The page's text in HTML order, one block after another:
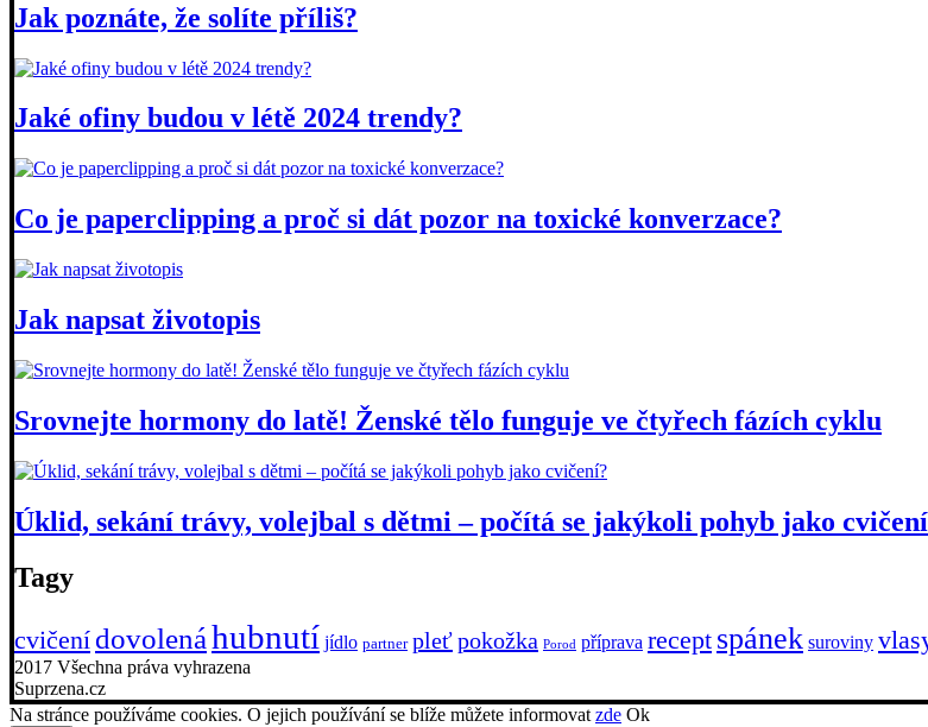
Jak poznáte, že solíte příliš?
Jaké ofiny budou v létě 2024 trendy?
Co je paperclipping a proč si dát pozor na toxické konverzace?
Jak napsat životopis
Srovnejte hormony do latě! Ženské tělo funguje ve čtyřech fázích cyklu
Úklid, sekání trávy, volejbal s dětmi – počítá se jakýkoli pohyb jako
Tagy
cvičení dovolenáhubnutí jídlo partner pleťpokožka Porod příprava recept spánek suroviny
2017 Všechna práva vyhrazena
Suprzena.cz
Na stránce používáme cookies. O jejich používání se blíže můžete informovat zde Ok